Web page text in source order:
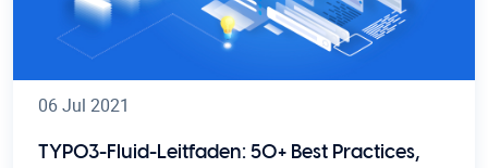
06 Jul 2021
TYPO3-Fluid-Leitfaden: 50+ Best Practices,